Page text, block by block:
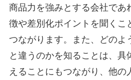
商品力を強みとする会社であ
徴や差別化ポイントを聞くこ
つながります。また、どのよ
と違うのかを知ることは、具
えることにもつながり、他の